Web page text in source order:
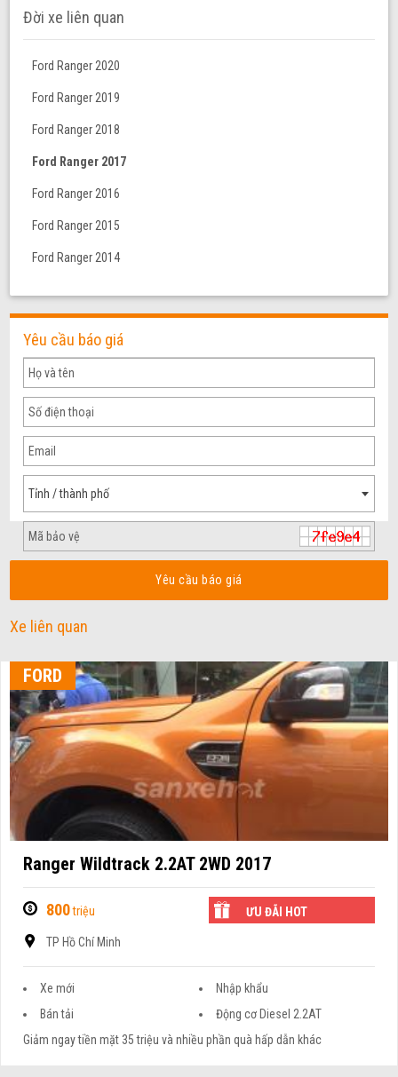
Đời xe liên quan
Ford Ranger 2020
Ford Ranger 2019
Ford Ranger 2018
Ford Ranger 2017
Ford Ranger 2016
Ford Ranger 2015
Ford Ranger 2014
Yêu cầu báo giá
Tỉnh / thành phố
Yêu cầu báo giá
Xe liên quan
FORD
Ranger Wildtrack 2.2AT 2WD 2017
800triệu ƯU ĐÃI HOT
TP Hồ Chí Minh
Xe mới
Nhập khẩu
Bán tải
Động cơ Diesel 2.2AT
Giảm ngay tiền mặt 35 triệu và nhiều phần quà hấp dẫn khác